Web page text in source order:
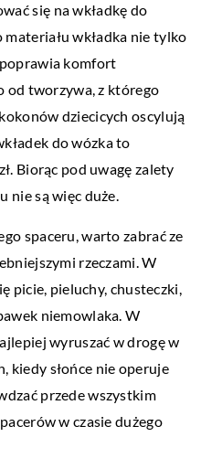
się na wkładkę do
wkładka nie tylko
komfort
od tworzywa, z którego
dziecicych oscylują
do wózka to
Biorąc pod uwagę zalety
nie są więc duże.
spaceru, warto zabrać ze
rzeczami. W
picie, pieluchy, chusteczki,
niemowlaka. W
wyruszać w drogę w
kiedy słońce nie operuje
przede wszystkim
w czasie dużego